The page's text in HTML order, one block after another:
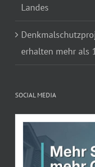
Landes
erhalten mehr als
SOCIAL MEDIA